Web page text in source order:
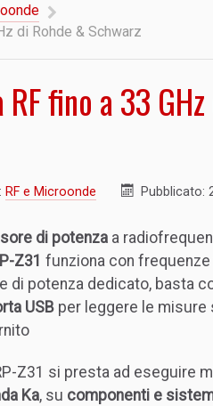
di Rohde & Schwarz
fino a 33
RF e Microonde Pubblicato:
di potenza a
Z31 funziona con frequenze
di potenza dedicato, basta
USB per leggere le misure
Z31 si presta ad eseguire
Ka, su componenti e